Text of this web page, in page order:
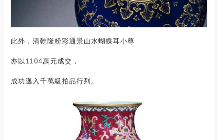
此外，清乾隆粉彩通景山水蝴蝶耳小尊
亦以1104萬元成交，
成功邁入千萬級拍品行列。